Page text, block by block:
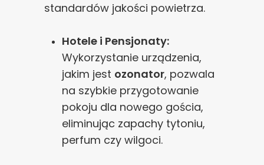
standardów jakości powietrza.
Hotele i Pensjonaty:
Wykorzystanie urządzenia,
jakim jest ozonator, pozwala
na szybkie przygotowanie
pokoju dla nowego gościa,
eliminując zapachy tytoniu,
perfum czy wilgoci.